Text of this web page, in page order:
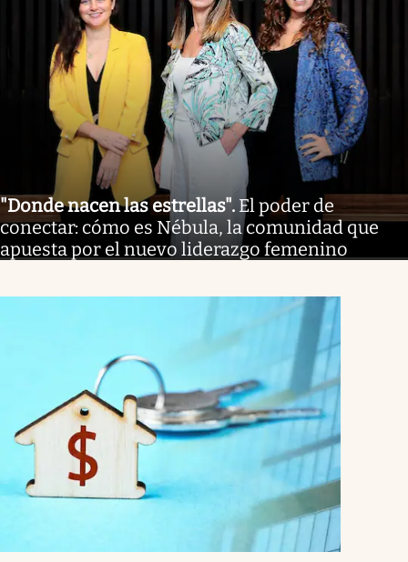
"Donde nacen las estrellas". El poder de
conectar: cómo es Nébula, la comunidad que
apuesta por el nuevo liderazgo femenino